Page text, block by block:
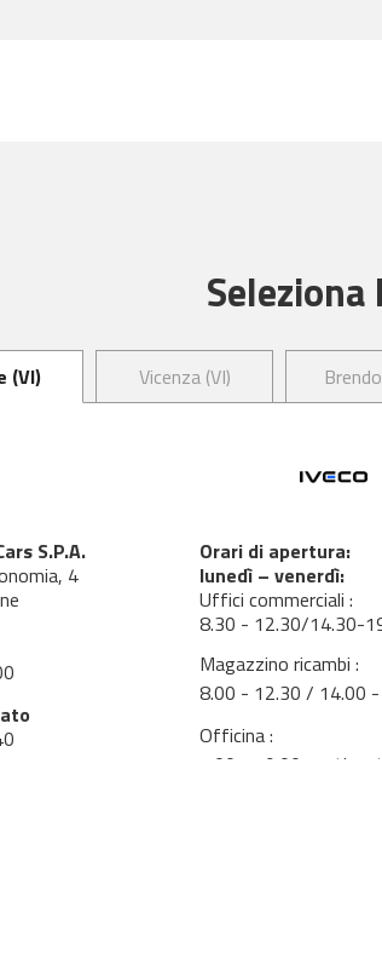
(VI) Vicenza (VI)
S.P.A.
4
Orari di apertura:
lunedì – venerdì:
Uffici commerciali :
8.30 - 12.30/14.30-
Magazzino ricambi :
8.00 - 12.30 / 14.00
Officina :
7.00 - 19.00 continuato